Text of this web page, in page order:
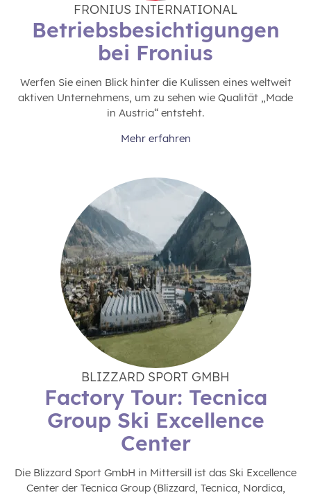
FRONIUS INTERNATIONAL
Betriebsbesichtigungen
bei Fronius
Werfen Sie einen Blick hinter die Kulissen eines weltweit
aktiven Unternehmens, um zu sehen wie Qualität „Made
in Austria“ entsteht.
Mehr erfahren
BLIZZARD SPORT GMBH
Factory Tour: Tecnica
Group Ski Excellence
Center
Die Blizzard Sport GmbH in Mittersill ist das Ski Excellence
Center der Tecnica Group (Blizzard, Tecnica, Nordica,